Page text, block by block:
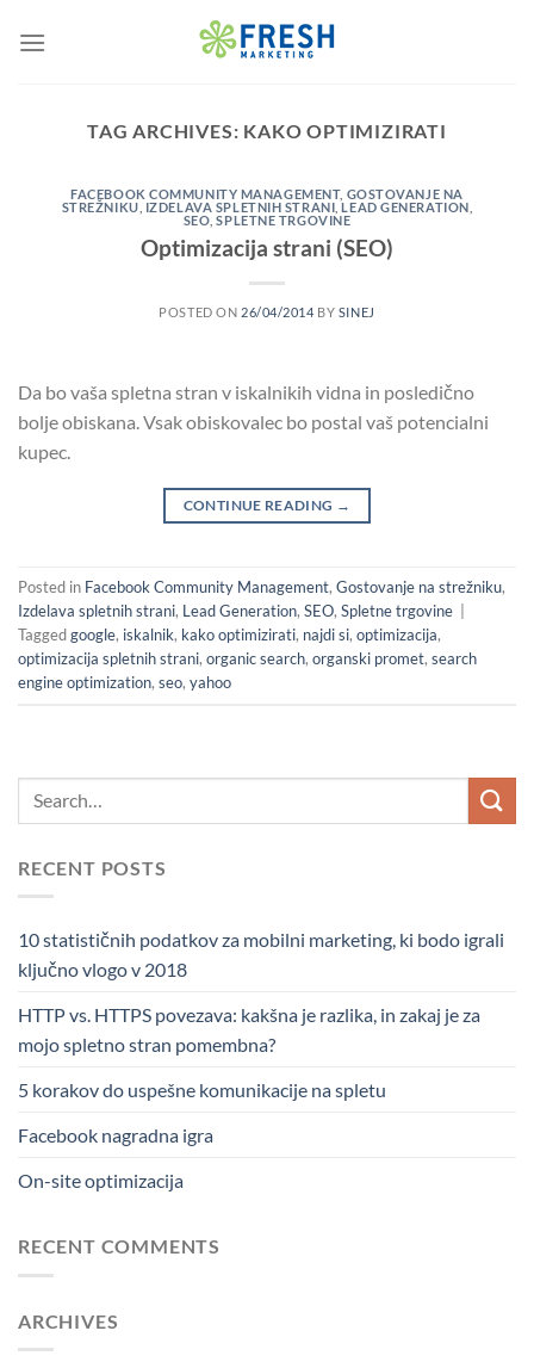
TAG ARCHIVES: KAKO OPTIMIZIRATI
FACEBOOK COMMUNITY MANAGEMENT, GOSTOVANJE NA
STREŽNIKU IZDELAVA SPLETNIH STRANI ,LEAD GENERATION
SEO ,SPLETNE TRGOVINE
Optimizacija strani (SEO)
POSTED ON 26/04/2014BY SINEJ
Da bo vaša spletna stran v iskalnikih vidna in posledično
bolje obiskana. Vsak obiskovalec bo postal vaš potencialni
kupec.
CONTINUE READING →
Posted in Facebook Community Management, Gostovanje na strežniku,
Izdelava spletnih strani, Lead Generation, SEO, Spletne trgovine
Taggedgoogle, iskalnik, kako optimizirati, najdi si, optimizacija,
optimizacija spletnih strani, organic search, organski promet, search
engine optimization, seo, yahoo
RECENT POSTS
10 statističnih podatkov za mobilni marketing, ki bodo igrali
ključno vlogo v 2018
HTTP vs. HTTPS povezava: kakšna je razlika, in zakaj je za
mojo spletno stran pomembna?
5 korakov do uspešne komunikacije na spletu
Facebook nagradna igra
On-site optimizacija
RECENT COMMENTS
ARCHIVES